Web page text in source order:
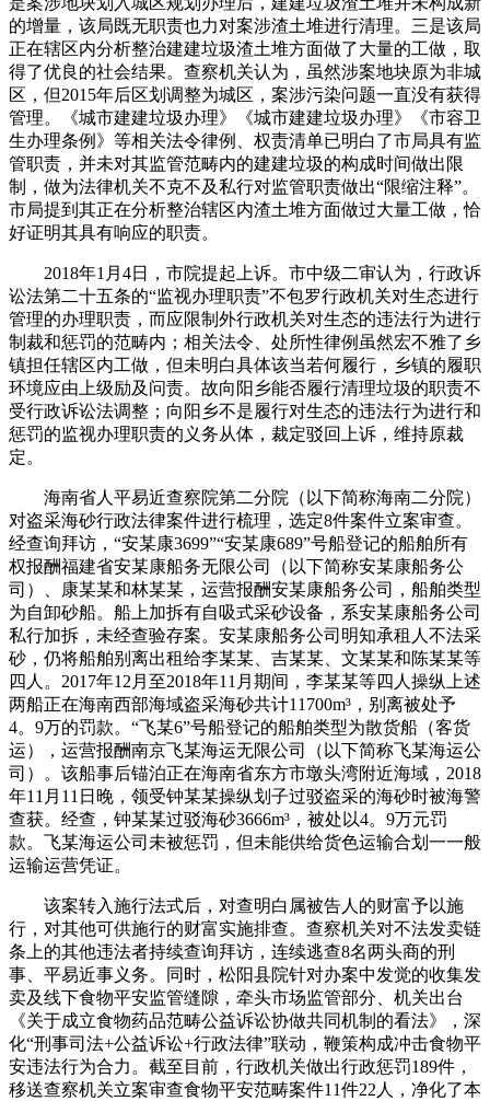
的增量，该局既无职责也力对案涉渣土堆进行清理。三是该局
正在辖区内分析整治建建垃圾渣土堆方面做了大量的工做，取
得了优良的社会结果。查察机关认为，虽然涉案地块原为非城
区，但2015年后区划调整为城区，案涉污染问题一直没有获得
管理。《城市建建垃圾办理》《城市建建垃圾办理》《市容卫
生办理条例》等相关法令律例、权责清单已明白了市局具有监
管职责，并未对其监管范畴内的建建垃圾的构成时间做出限
制，做为法律机关不克不及私行对监管职责做出“限缩注释”。
市局提到其正在分析整治辖区内渣土堆方面做过大量工做，恰
好证明其具有响应的职责。
2018年1月4日，市院提起上诉。市中级二审认为，行政诉
讼法第二十五条的“监视办理职责”不包罗行政机关对生态进行
管理的办理职责，而应限制外行政机关对生态的违法行为进行
制裁和惩罚的范畴内；相关法令、处所性律例虽然宏不雅了乡
镇担任辖区内工做，但未明白具体该当若何履行，乡镇的履职
环境应由上级励及问责。故向阳乡能否履行清理垃圾的职责不
受行政诉讼法调整；向阳乡不是履行对生态的违法行为进行和
惩罚的监视办理职责的义务从体，裁定驳回上诉，维持原裁
定。
海南省人平易近查察院第二分院（以下简称海南二分院）
对盗采海砂行政法律案件进行梳理，选定8件案件立案审查。
经查询拜访，“安某康3699”“安某康689”号船登记的船舶所有
权报酬福建省安某康船务无限公司（以下简称安某康船务公
司）、康某某和林某某，运营报酬安某康船务公司，船舶类型
为自卸砂船。船上加拆有自吸式采砂设备，系安某康船务公司
私行加拆，未经查验存案。安某康船务公司明知承租人不法采
砂，仍将船舶别离出租给李某某、吉某某、文某某和陈某某等
四人。2017年12月至2018年11月期间，李某某等四人操纵上述
两船正在海南西部海域盗采海砂共计11700m³，别离被处予
4。9万的罚款。“飞某6”号船登记的船舶类型为散货船（客货
运），运营报酬南京飞某海运无限公司（以下简称飞某海运公
司）。该船事后锚泊正在海南省东方市墩头湾附近海域，2018
年11月11日晚，领受钟某某操纵划子过驳盗采的海砂时被海警
查获。经查，钟某某过驳海砂3666m³，被处以4。9万元罚
款。飞某海运公司未被惩罚，但未能供给货色运输合划一一般
运输运营凭证。
该案转入施行法式后，对查明白属被告人的财富予以施
行，对其他可供施行的财富实施排查。查察机关对不法发卖链
条上的其他违法者持续查询拜访，连续逃查8名两头商的刑
事、平易近事义务。同时，松阳县院针对办案中发觉的收集发
卖及线下食物平安监管缝隙，牵头市场监管部分、机关出台
《关于成立食物药品范畴公益诉讼协做共同机制的看法》，深
化“刑事司法+公益诉讼+行政法律”联动，鞭策构成冲击食物平
安违法行为合力。截至目前，行政机关做出行政惩罚189件，
移送查察机关立案审查食物平安范畴案件11件22人，净化了本